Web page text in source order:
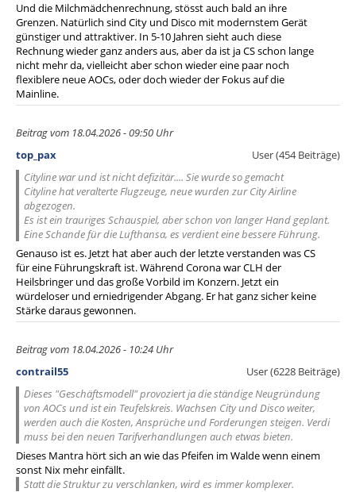
Und die Milchmädchenrechnung, stösst auch bald an ihre
Grenzen. Natürlich sind City und Disco mit modernstem Gerät
günstiger und attraktiver. In 5-10 Jahren sieht auch diese
Rechnung wieder ganz anders aus, aber da ist ja CS schon lange
nicht mehr da, vielleicht aber schon wieder eine paar noch
flexiblere neue AOCs, oder doch wieder der Fokus auf die
Mainline.
Beitrag vom 18.04.2026 - 09:50 Uhr
top_pax
User (454 Beiträge)
Cityline war und ist nicht defizitär.... Sie wurde so gemacht
Cityline hat veralterte Flugzeuge, neue wurden zur City Airline
abgezogen.
Es ist ein trauriges Schauspiel, aber schon von langer Hand geplant.
Eine Schande für die Lufthansa, es verdient eine bessere Führung.
Genauso ist es. Jetzt hat aber auch der letzte verstanden was CS
für eine Führungskraft ist. Während Corona war CLH der
Heilsbringer und das große Vorbild im Konzern. Jetzt ein
würdeloser und erniedrigender Abgang. Er hat ganz sicher keine
Stärke daraus gewonnen.
Beitrag vom 18.04.2026 - 10:24 Uhr
contrail55
User (6228 Beiträge)
Dieses "Geschäftsmodell" provoziert ja die ständige Neugründung
von AOCs und ist ein Teufelskreis. Wachsen City und Disco weiter,
werden auch die Kosten, Ansprüche und Forderungen steigen. Verdi
muss bei den neuen Tarifverhandlungen auch etwas bieten.
Dieses Mantra hört sich an wie das Pfeifen im Walde wenn einem
sonst Nix mehr einfällt.
Statt die Struktur zu verschlanken, wird es immer komplexer.